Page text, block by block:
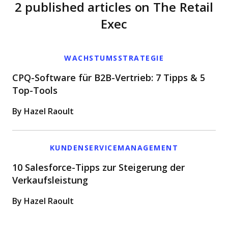
2 published articles on The Retail
Exec
WACHSTUMSSTRATEGIE
CPQ-Software für B2B-Vertrieb: 7 Tipps & 5
Top-Tools
By Hazel Raoult
KUNDENSERVICEMANAGEMENT
10 Salesforce-Tipps zur Steigerung der
Verkaufsleistung
By Hazel Raoult